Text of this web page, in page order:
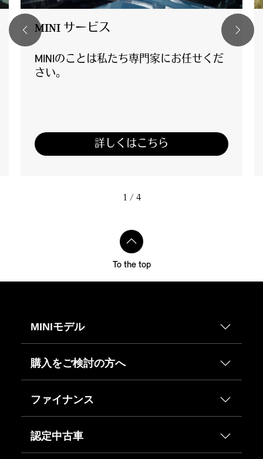
MINI サービス
MINIのことは私たち専門家にお任せくだ
さい。
詳しくはこちら
1 / 4
To the top
MINIモデル
購入をご検討の方へ
ファイナンス
認定中古車